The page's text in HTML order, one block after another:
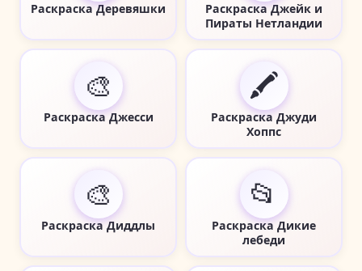
Раскраска Деревяшки
Раскраска Джейк и
Пираты Нетландии
🎨
Раскраска Джесси
🖍️
Раскраска Джуди
Хоппс
🎨
Раскраска Диддлы
📂
Раскраска Дикие
лебеди